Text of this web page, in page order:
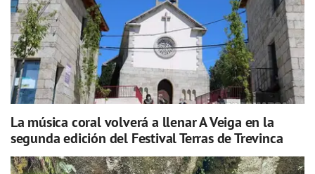
La música coral volverá a llenar A Veiga en la
segunda edición del Festival Terras de Trevinca